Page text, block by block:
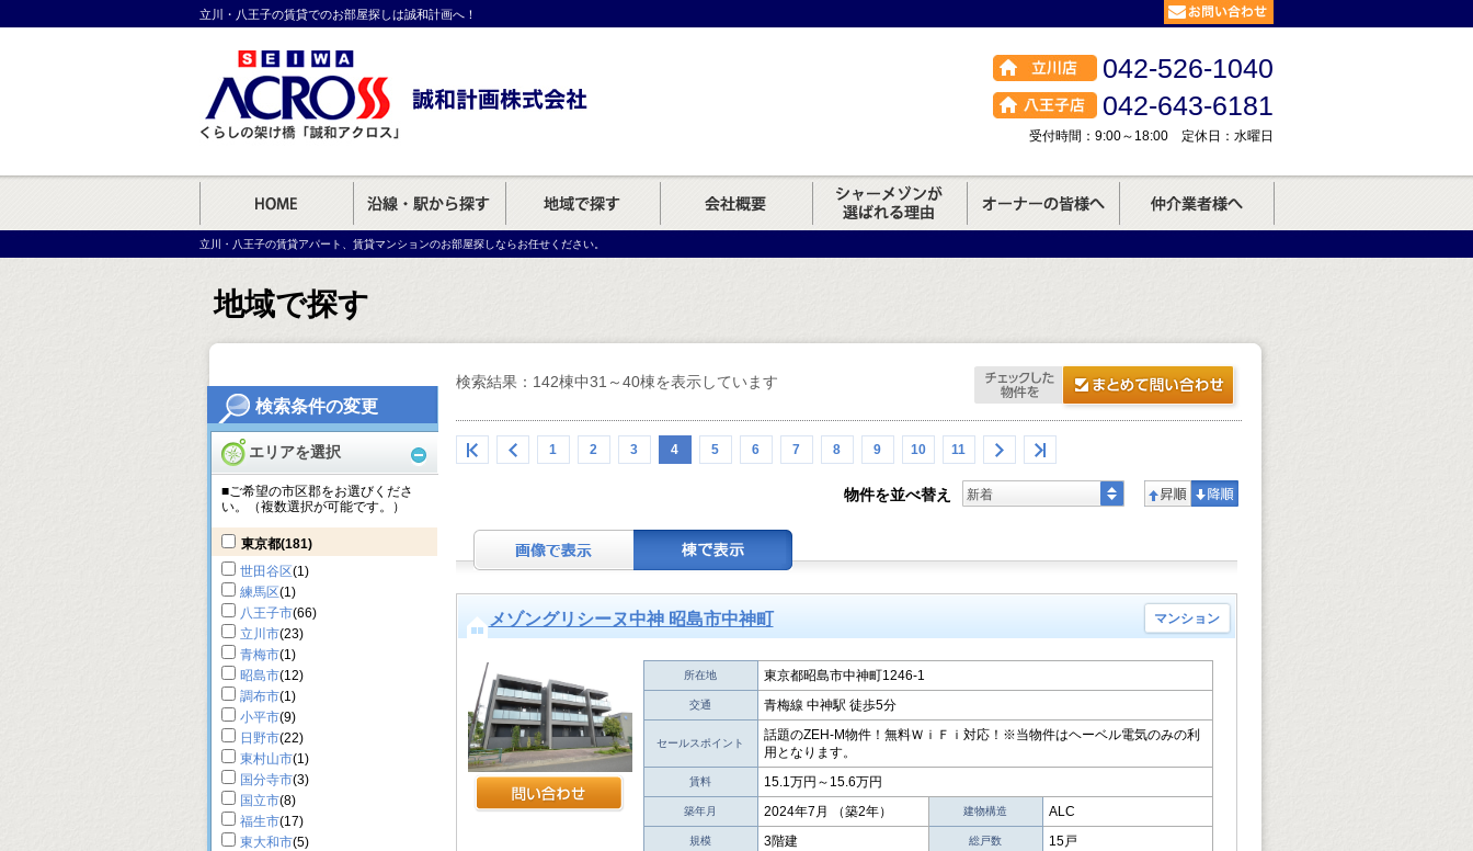
検索条件の変更
エリアを選択
■ご希望の市区郡をお選びくださ
い。（複数選択が可能です。）
東京都(181)
世田谷区(1)
練馬区(1)
八王子市(66)
立川市(23)
青梅市(1)
昭島市(12)
調布市(1)
小平市(9)
日野市(22)
東村山市(1)
国分寺市(3)
国立市(8)
福生市(17)
東大和市(5)
042-526-1040
042-643-6181
受付時間：9:00～18:00 定休日：水曜日
立川・八王子の賃貸でのお部屋探しは誠和計画へ！
立川・八王子の賃貸アパート、賃貸マンションのお部屋探しならお任せください。
地域で探す
検索結果：142棟中31～40棟を表示しています
1 2 3 4 5 6 7 8 9 10 11
物件を並べ替え 新着
メゾングリシーヌ中神 昭島市中神町 マンション
所在地 東京都昭島市中神町1246-1
交通 青梅線 中神駅 徒歩5分
セールスポイント
話題のZEH‐M物件！無料ＷｉＦｉ対応！※当物件はヘーベル電気のみの利
用となります。
賃料 15.1万円～15.6万円
築年月 2024年7月 （築2年） 建物構造 ALC
規模 3階建 総戸数 15戸